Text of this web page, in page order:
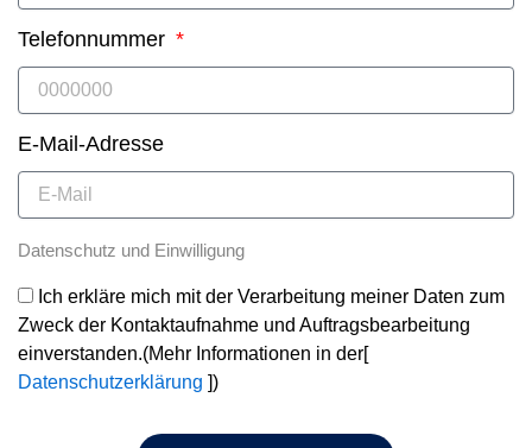
Telefonnummer
E-Mail-Adresse
Datenschutz und Einwilligung
Ich erkläre mich mit der Verarbeitung meiner Daten zum
Zweck der Kontaktaufnahme und Auftragsbearbeitung
einverstanden.(Mehr Informationen in der[
Datenschutzerklärung ])